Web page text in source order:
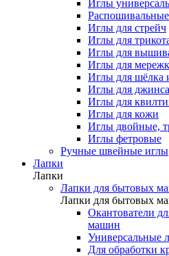
Иглы
Иглы для стрейч
Иглы для
Иглы для
Иглы для
Иглы для шёлка
Иглы для джинса
Иглы для
Иглы для кожи
Иглы двойные,
Иглы фетровые
Ручные швейные иглы
Лапки
Лапки
Лапки для бытовых
Лапки для бытовых
Окантователи
машин
Универсальные
Для обработки